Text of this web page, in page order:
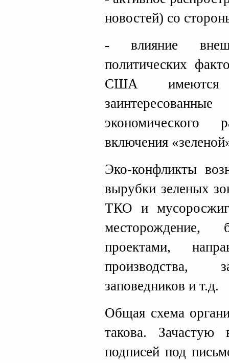
новостей) со
- влияние
политических
США имеются
экономического
включения
Эко-конфликты
вырубки зеленых
ТКО и
проектами,
производства,
заповедников и т.д.
Общая схема
такова. Зачастую
подписей под